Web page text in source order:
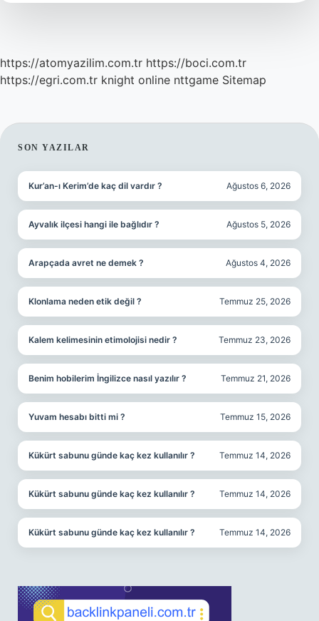
https://atomyazilim.com.tr https://boci.com.tr
https://egri.com.tr knight online nttgame Sitemap
SIDEBAR
SON YAZILAR
Kur’an-ı Kerim’de kaç dil vardır ? Ağustos 6, 2026
Ayvalık ilçesi hangi ile bağlıdır ? Ağustos 5, 2026
Arapçada avret ne demek ? Ağustos 4, 2026
Klonlama neden etik değil ? Temmuz 25, 2026
Kalem kelimesinin etimolojisi nedir ? Temmuz 23, 2026
Benim hobilerim İngilizce nasıl yazılır ? Temmuz 21, 2026
Yuvam hesabı bitti mi ? Temmuz 15, 2026
Kükürt sabunu günde kaç kez kullanılır ? Temmuz 14, 2026
Kükürt sabunu günde kaç kez kullanılır ? Temmuz 14, 2026
Kükürt sabunu günde kaç kez kullanılır ? Temmuz 14, 2026